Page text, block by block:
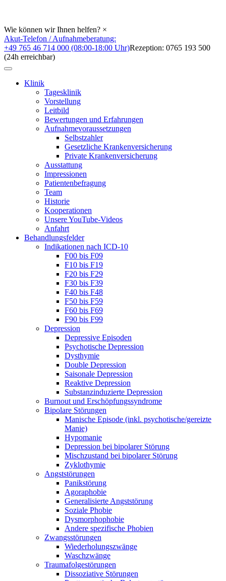
Wie können wir Ihnen helfen? ×
Akut-Telefon / Aufnahmeberatung:
+49 765 46 714 000 (08:00-18:00 Uhr)Rezeption: 0765 193 500
(24h erreichbar)
Klinik
Tagesklinik
Vorstellung
Leitbild
Bewertungen und Erfahrungen
Aufnahmevoraussetzungen
Selbstzahler
Gesetzliche Krankenversicherung
Private Krankenversicherung
Ausstattung
Impressionen
Patientenbefragung
Team
Historie
Kooperationen
Unsere YouTube-Videos
Anfahrt
Behandlungsfelder
Indikationen nach ICD-10
F00 bis F09
F10 bis F19
F20 bis F29
F30 bis F39
F40 bis F48
F50 bis F59
F60 bis F69
F90 bis F99
Depression
Depressive Episoden
Psychotische Depression
Dysthymie
Double Depression
Saisonale Depression
Reaktive Depression
Substanzinduzierte Depression
Burnout und Erschöpfungssyndrome
Bipolare Störungen
Manische Episode (inkl. psychotische/gereizte
Manie)
Hypomanie
Depression bei bipolarer Störung
Mischzustand bei bipolarer Störung
Zyklothymie
Angststörungen
Panikstörung
Agoraphobie
Generalisierte Angststörung
Soziale Phobie
Dysmorphophobie
Andere spezifische Phobien
Zwangsstörungen
Wiederholungszwänge
Waschzwänge
Traumafolgestörungen
Dissoziative Störungen